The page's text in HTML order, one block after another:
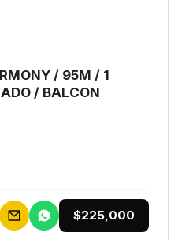
/ 95M / 1
/ BALCON
$225,000